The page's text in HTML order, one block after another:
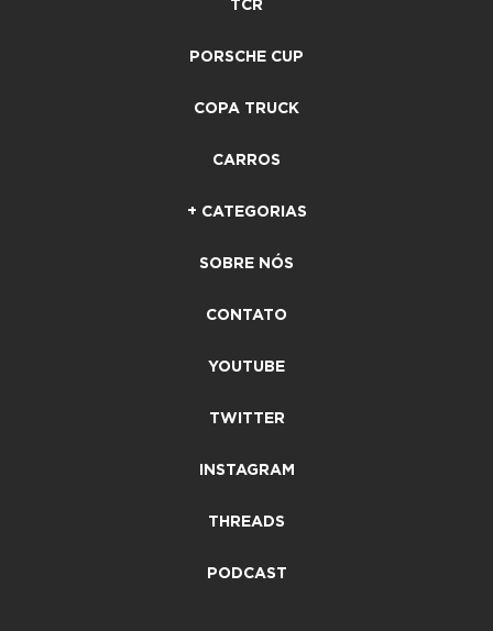
TCR
PORSCHE CUP
COPA TRUCK
CARROS
+ CATEGORIAS
SOBRE NÓS
CONTATO
YOUTUBE
TWITTER
INSTAGRAM
THREADS
PODCAST